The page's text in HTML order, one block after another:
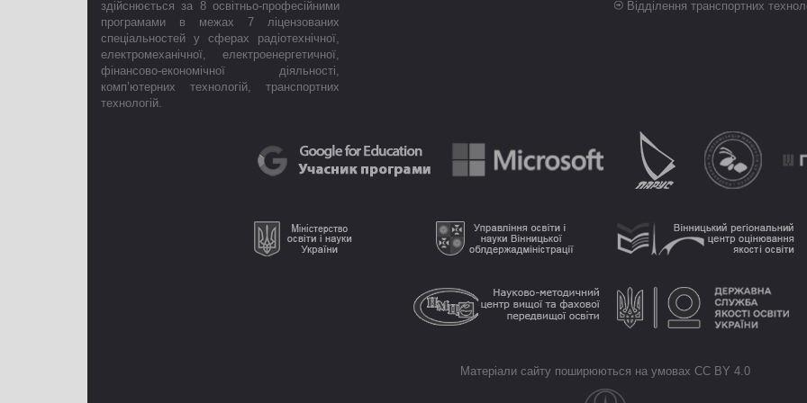
здійснюється за 8 освітньо-професійними
програмами в межах 7 ліцензованих
спеціальностей у сферах радіотехнічної,
електромеханічної, електроенергетичної,
фінансово-економічної діяльності,
комп’ютерних технологій, транспортних
технологій.
Відділення транспортних
Матеріали сайту поширюються на умовах CC BY 4.0